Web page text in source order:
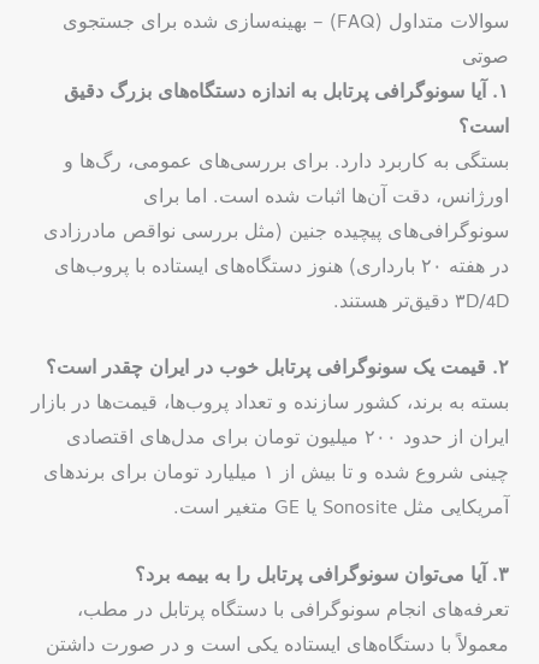
سوالات متداول (FAQ) – بهینه‌سازی شده برای جستجوی
صوتی
۱. آیا سونوگرافی پرتابل به اندازه دستگاه‌های بزرگ دقیق
است؟
بستگی به کاربرد دارد. برای بررسی‌های عمومی، رگ‌ها و
اورژانس، دقت آن‌ها اثبات شده است. اما برای
سونوگرافی‌های پیچیده جنین (مثل بررسی نواقص مادرزادی
در هفته ۲۰ بارداری) هنوز دستگاه‌های ایستاده با پروب‌های
۳D/4D دقیق‌تر هستند.
۲. قیمت یک سونوگرافی پرتابل خوب در ایران چقدر است؟
بسته به برند، کشور سازنده و تعداد پروب‌ها، قیمت‌ها در بازار
ایران از حدود ۲۰۰ میلیون تومان برای مدل‌های اقتصادی
چینی شروع شده و تا بیش از ۱ میلیارد تومان برای برندهای
آمریکایی مثل Sonosite یا GE متغیر است.
۳. آیا می‌توان سونوگرافی پرتابل را به بیمه برد؟
تعرفه‌های انجام سونوگرافی با دستگاه پرتابل در مطب،
معمولاً با دستگاه‌های ایستاده یکی است و در صورت داشتن